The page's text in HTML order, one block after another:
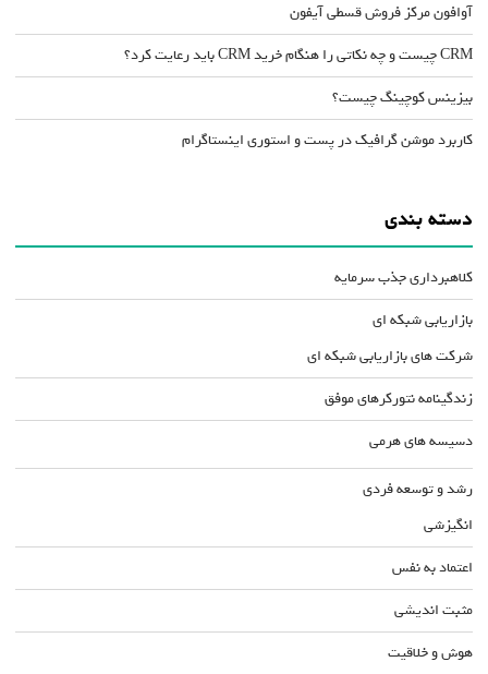
آوافون مرکز فروش قسطی آیفون
CRM چیست و چه نکاتی را هنگام خرید CRM باید رعایت کرد؟
بیزینس کوچینگ چیست؟
کاربرد موشن گرافیک در پست و استوری اینستاگرام
دسته بندی
کلاهبرداری جذب سرمایه
بازاریابی شبکه ای
شرکت های بازاریابی شبکه ای
زندگینامه نتورکرهای موفق
دسیسه های هرمی
رشد و توسعه فردی
انگیزشی
اعتماد به نفس
مثبت اندیشی
هوش و خلاقیت